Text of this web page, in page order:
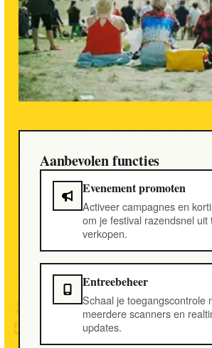
Aanbevolen functies
Evenement promoten
Activeer campagnes en
om je festival razendsnel uit
verkopen.
Entreebeheer
Schaal je toegangscontrole
meerdere scanners en
updates.